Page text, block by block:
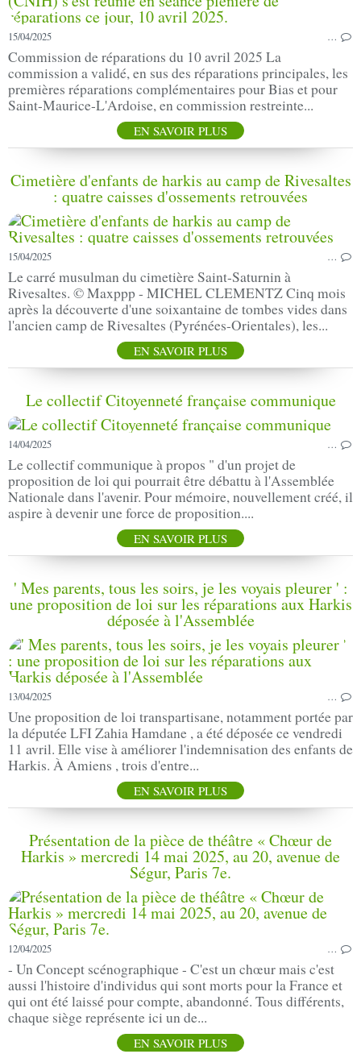
15/04/2025 …
Commission de réparations du 10 avril 2025 La
commission a validé, en sus des réparations principales, les
premières réparations complémentaires pour Bias et pour
Saint-Maurice-L'Ardoise, en commission restreinte...
EN SAVOIR PLUS
Cimetière d'enfants de harkis au camp de Rivesaltes
: quatre caisses d'ossements retrouvées
15/04/2025 …
Le carré musulman du cimetière Saint-Saturnin à
Rivesaltes. © Maxppp - MICHEL CLEMENTZ Cinq mois
après la découverte d'une soixantaine de tombes vides dans
l'ancien camp de Rivesaltes (Pyrénées-Orientales), les...
EN SAVOIR PLUS
Le collectif Citoyenneté française communique
14/04/2025 …
Le collectif communique à propos " d'un projet de
proposition de loi qui pourrait être débattu à l'Assemblée
Nationale dans l'avenir. Pour mémoire, nouvellement créé, il
aspire à devenir une force de proposition....
EN SAVOIR PLUS
' Mes parents, tous les soirs, je les voyais pleurer ' :
une proposition de loi sur les réparations aux Harkis
déposée à l'Assemblée
13/04/2025 …
Une proposition de loi transpartisane, notamment portée par
la députée LFI Zahia Hamdane , a été déposée ce vendredi
11 avril. Elle vise à améliorer l'indemnisation des enfants de
Harkis. À Amiens , trois d'entre...
EN SAVOIR PLUS
Présentation de la pièce de théâtre « Chœur de
Harkis » mercredi 14 mai 2025, au 20, avenue de
Ségur, Paris 7e.
12/04/2025 …
- Un Concept scénographique - C'est un chœur mais c'est
aussi l'histoire d'individus qui sont morts pour la France et
qui ont été laissé pour compte, abandonné. Tous différents,
chaque siège représente ici un de...
EN SAVOIR PLUS